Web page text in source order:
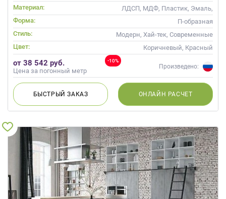
Материал:
ЛДСП, МДФ, Пластик, Эмаль,
Шпон
Форма:
П-образная
Стиль:
Модерн, Хай-тек, Современные
Цвет:
Коричневый, Красный
-10%
от 38 542 руб.
Цена за погонный метр
Произведено:
БЫСТРЫЙЗАКАЗ ОНЛАЙН РАСЧЕТ